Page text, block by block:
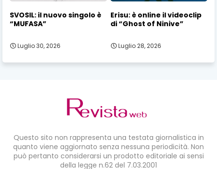
SVOSIL: il nuovo singolo è
“MUFASA”
Luglio 30, 2026
Erisu: è online il videoclip
di “Ghost of Ninive”
Luglio 28, 2026
Questo sito non rappresenta una testata giornalistica in
quanto viene aggiornato senza nessuna periodicità. Non
può pertanto considerarsi un prodotto editoriale ai sensi
della legge n.62 del 7.03.2001